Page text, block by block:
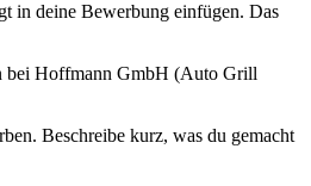
in deine Bewerbung einfügen. Das
bei Hoffmann GmbH (Auto Grill
Beschreibe kurz, was du gemacht